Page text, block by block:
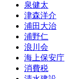
泉健太
津森洋介
浦田大治
浦野仁
浪川会
海上保安庁
消費税